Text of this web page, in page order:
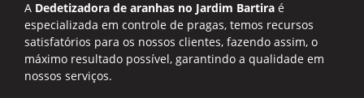
A Dedetizadora de aranhas no Jardim Bartira é
especializada em controle de pragas, temos recursos
satisfatórios para os nossos clientes, fazendo assim, o
máximo resultado possível, garantindo a qualidade em
nossos serviços.